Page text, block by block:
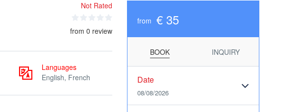
Not Rated
from 0 review
Languages
English, French
from € 35
BOOK INQUIRY
Date
08/08/2026